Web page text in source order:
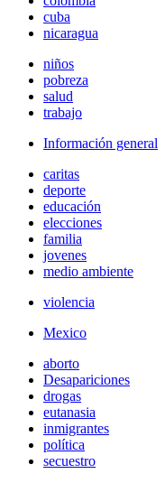
cuba
nicaragua
niños
pobreza
salud
trabajo
Información general
caritas
deporte
educación
elecciones
familia
jovenes
medio ambiente
violencia
Mexico
aborto
Desapariciones
drogas
eutanasia
inmigrantes
política
secuestro